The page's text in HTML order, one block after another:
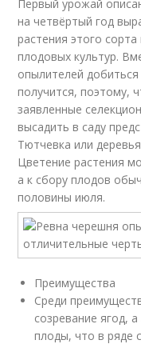
Первый урожай
на четвёртый год
растения этого
плодовых культур.
опылителей
получится, поэтому,
заявленные
высадить в саду
Тютчевка или
Цветение растения
а к сбору плодов
половины июля.
Преимущества
Среди
созревание ягод,
плоды, что в ряде